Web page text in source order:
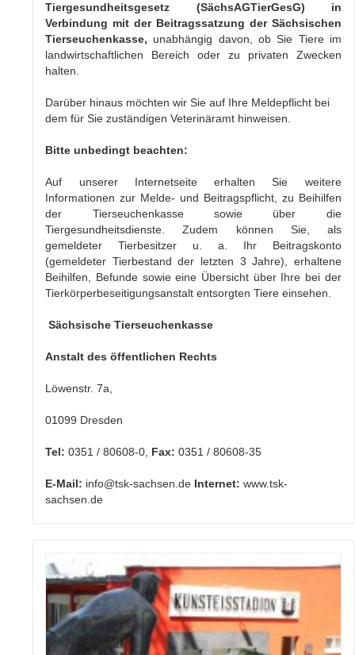
Tiergesundheitsgesetz (SächsAGTierGesG) in
Verbindung mit der Beitragssatzung der Sächsischen
Tierseuchenkasse, unabhängig davon, ob Sie Tiere im
landwirtschaftlichen Bereich oder zu privaten Zwecken
halten.
Darüber hinaus möchten wir Sie auf Ihre Meldepflicht bei
dem für Sie zuständigen Veterinäramt hinweisen.
Bitte unbedingt beachten:
Auf unserer Internetseite erhalten Sie weitere
Informationen zur Melde- und Beitragspflicht, zu Beihilfen
der Tierseuchenkasse sowie über die
Tiergesundheitsdienste. Zudem können Sie, als
gemeldeter Tierbesitzer u. a. Ihr Beitragskonto
(gemeldeter Tierbestand der letzten 3 Jahre), erhaltene
Beihilfen, Befunde sowie eine Übersicht über Ihre bei der
Tierkörperbeseitigungsanstalt entsorgten Tiere einsehen.
Sächsische Tierseuchenkasse
Anstalt des öffentlichen Rechts
Löwenstr. 7a,
01099 Dresden
Tel: 0351 / 80608-0, Fax: 0351 / 80608-35
E-Mail: info@tsk-sachsen.de Internet: www.tsk-
sachsen.de